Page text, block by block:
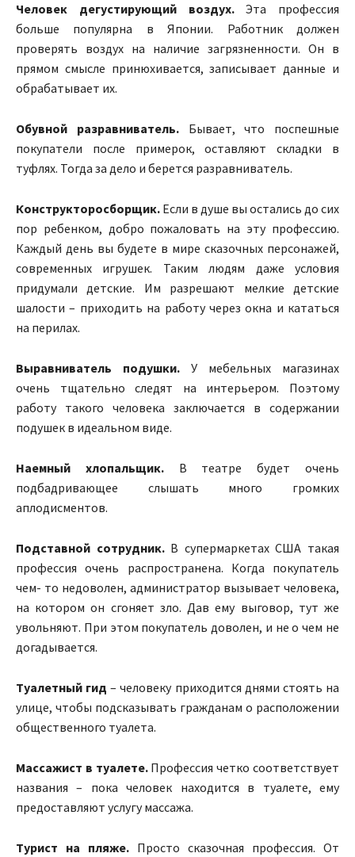
Человек дегустирующий воздух.Эта профессия
больше популярна в Японии. Работник должен
проверять воздух на наличие загрязненности. Он в
прямом смысле принюхивается, записывает данные и
обрабатывает их.
Обувной разравниватель.Бывает, что поспешные
покупатели после примерок, оставляют складки в
туфлях. Тогда за дело и берется разравниватель.
Конструкторосборщик. Если в душе вы остались до сих
пор ребенком, добро пожаловать на эту профессию.
Каждый день вы будете в мире сказочных персонажей,
современных игрушек. Таким людям даже условия
придумали детские. Им разрешают мелкие детские
шалости – приходить на работу через окна и кататься
на перилах.
Выравниватель подушки. У мебельных магазинах
очень тщательно следят на интерьером. Поэтому
работу такого человека заключается в содержании
подушек в идеальном виде.
Наемный хлопальщик.В театре будет очень
подбадривающее слышать много громких
аплодисментов.
Подставной сотрудник.В супермаркетах США такая
профессия очень распространена. Когда покупатель
чем- то недоволен, администратор вызывает человека,
на котором он сгоняет зло. Дав ему выговор, тут же
увольняют. При этом покупатель доволен, и не о чем не
догадывается.
Туалетный гид – человеку приходится днями стоять на
улице, чтобы подсказывать гражданам о расположении
общественного туалета.
Массажист в туалете.Профессия четко соответствует
названия – пока человек находится в туалете, ему
предоставляют услугу массажа.
Турист на пляже. Просто сказочная профессия. От